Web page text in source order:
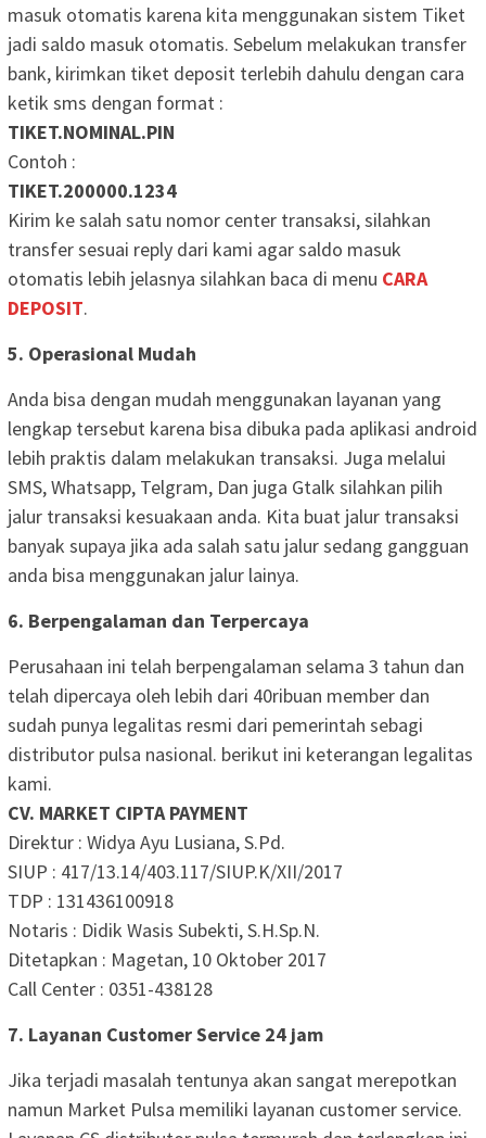
masuk otomatis karena kita menggunakan sistem Tiket
jadi saldo masuk otomatis. Sebelum melakukan transfer
bank, kirimkan tiket deposit terlebih dahulu dengan cara
ketik sms dengan format :
TIKET.NOMINAL.PIN
Contoh :
TIKET.200000.1234
Kirim ke salah satu nomor center transaksi, silahkan
transfer sesuai reply dari kami agar saldo masuk
otomatis lebih jelasnya silahkan baca di menu CARA
DEPOSIT.
5. Operasional Mudah
Anda bisa dengan mudah menggunakan layanan yang
lengkap tersebut karena bisa dibuka pada aplikasi android
lebih praktis dalam melakukan transaksi. Juga melalui
SMS, Whatsapp, Telgram, Dan juga Gtalk silahkan pilih
jalur transaksi kesuakaan anda. Kita buat jalur transaksi
banyak supaya jika ada salah satu jalur sedang gangguan
anda bisa menggunakan jalur lainya.
6. Berpengalaman dan Terpercaya
Perusahaan ini telah berpengalaman selama 3 tahun dan
telah dipercaya oleh lebih dari 40ribuan member dan
sudah punya legalitas resmi dari pemerintah sebagi
distributor pulsa nasional. berikut ini keterangan legalitas
kami.
CV. MARKET CIPTA PAYMENT
Direktur : Widya Ayu Lusiana, S.Pd.
SIUP : 417/13.14/403.117/SIUP.K/XII/2017
TDP : 131436100918
Notaris : Didik Wasis Subekti, S.H.Sp.N.
Ditetapkan : Magetan, 10 Oktober 2017
Call Center : 0351-438128
7. Layanan Customer Service 24 jam
Jika terjadi masalah tentunya akan sangat merepotkan
namun Market Pulsa memiliki layanan customer service.